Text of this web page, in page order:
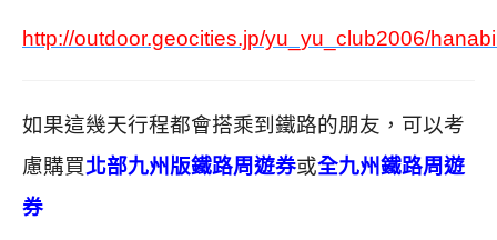
http://outdoor.geocities.jp/yu_yu_club2006/
如果這幾天行程都會搭乘到鐵路的朋友， 可以考
慮購買北部九州版鐵路周遊券或全九州鐵路周遊
券